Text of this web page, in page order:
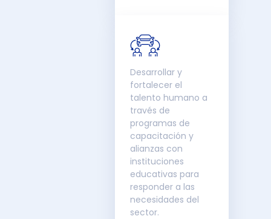
Desarrollar y
fortalecer el
talento humano a
través de
programas de
capacitación y
alianzas con
instituciones
educativas para
responder a las
necesidades del
sector.